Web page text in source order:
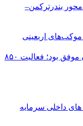
بندرترکمن–
موکب‌های اربعینی
مدیریت تأمین شیرخشک در مازندران موفق بود؛ فعالیت ۸۵۰
داخلی سرمایه‌